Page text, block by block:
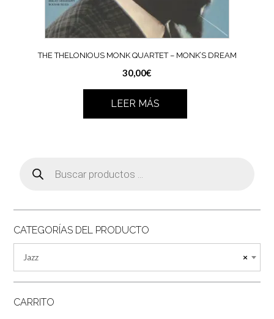
THE THELONIOUS MONK QUARTET ‎– MONK’S DREAM
30,00€
LEER MÁS
productos
CATEGORÍAS DEL PRODUCTO
×
Jazz
CARRITO